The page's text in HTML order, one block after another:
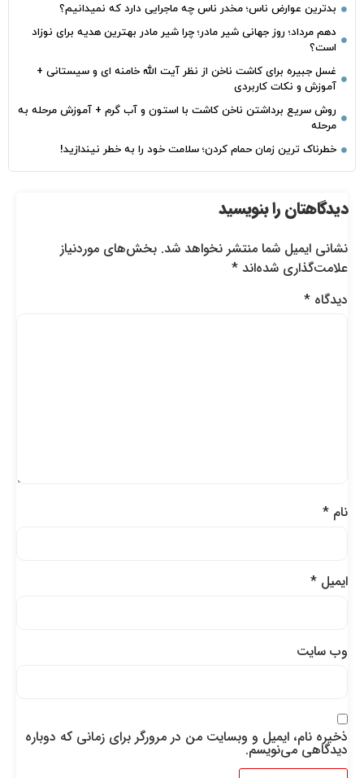
بدترین عوارض ناس؛ مخدر ناس چه ماجرایی دارد که نمیدانیم؟
دهم مرداد؛ روز جهانی شیر مادر؛ چرا شیر مادر بهترین هدیه برای نوزاد
است؟
غسل جبیره برای کاشت ناخن از نظر آیت الله خامنه ای و سیستانی +
آموزش و نکات کاربردی
روش سریع برداشتن ناخن کاشت با استون و آب گرم + آموزش مرحله به
مرحله
خطرناک‌ ترین زمان‌ حمام کردن؛ سلامت خود را به خطر نیندازید!
دیدگاهتان را بنویسید
نشانی ایمیل شما منتشر نخواهد شد. بخش‌های موردنیاز
علامت‌گذاری شده‌اند*
دیدگاه*
نام*
ایمیل*
وب‌ سایت
ذخیره نام، ایمیل و وبسایت من در مرورگر برای زمانی که دوباره
دیدگاهی می‌نویسم.